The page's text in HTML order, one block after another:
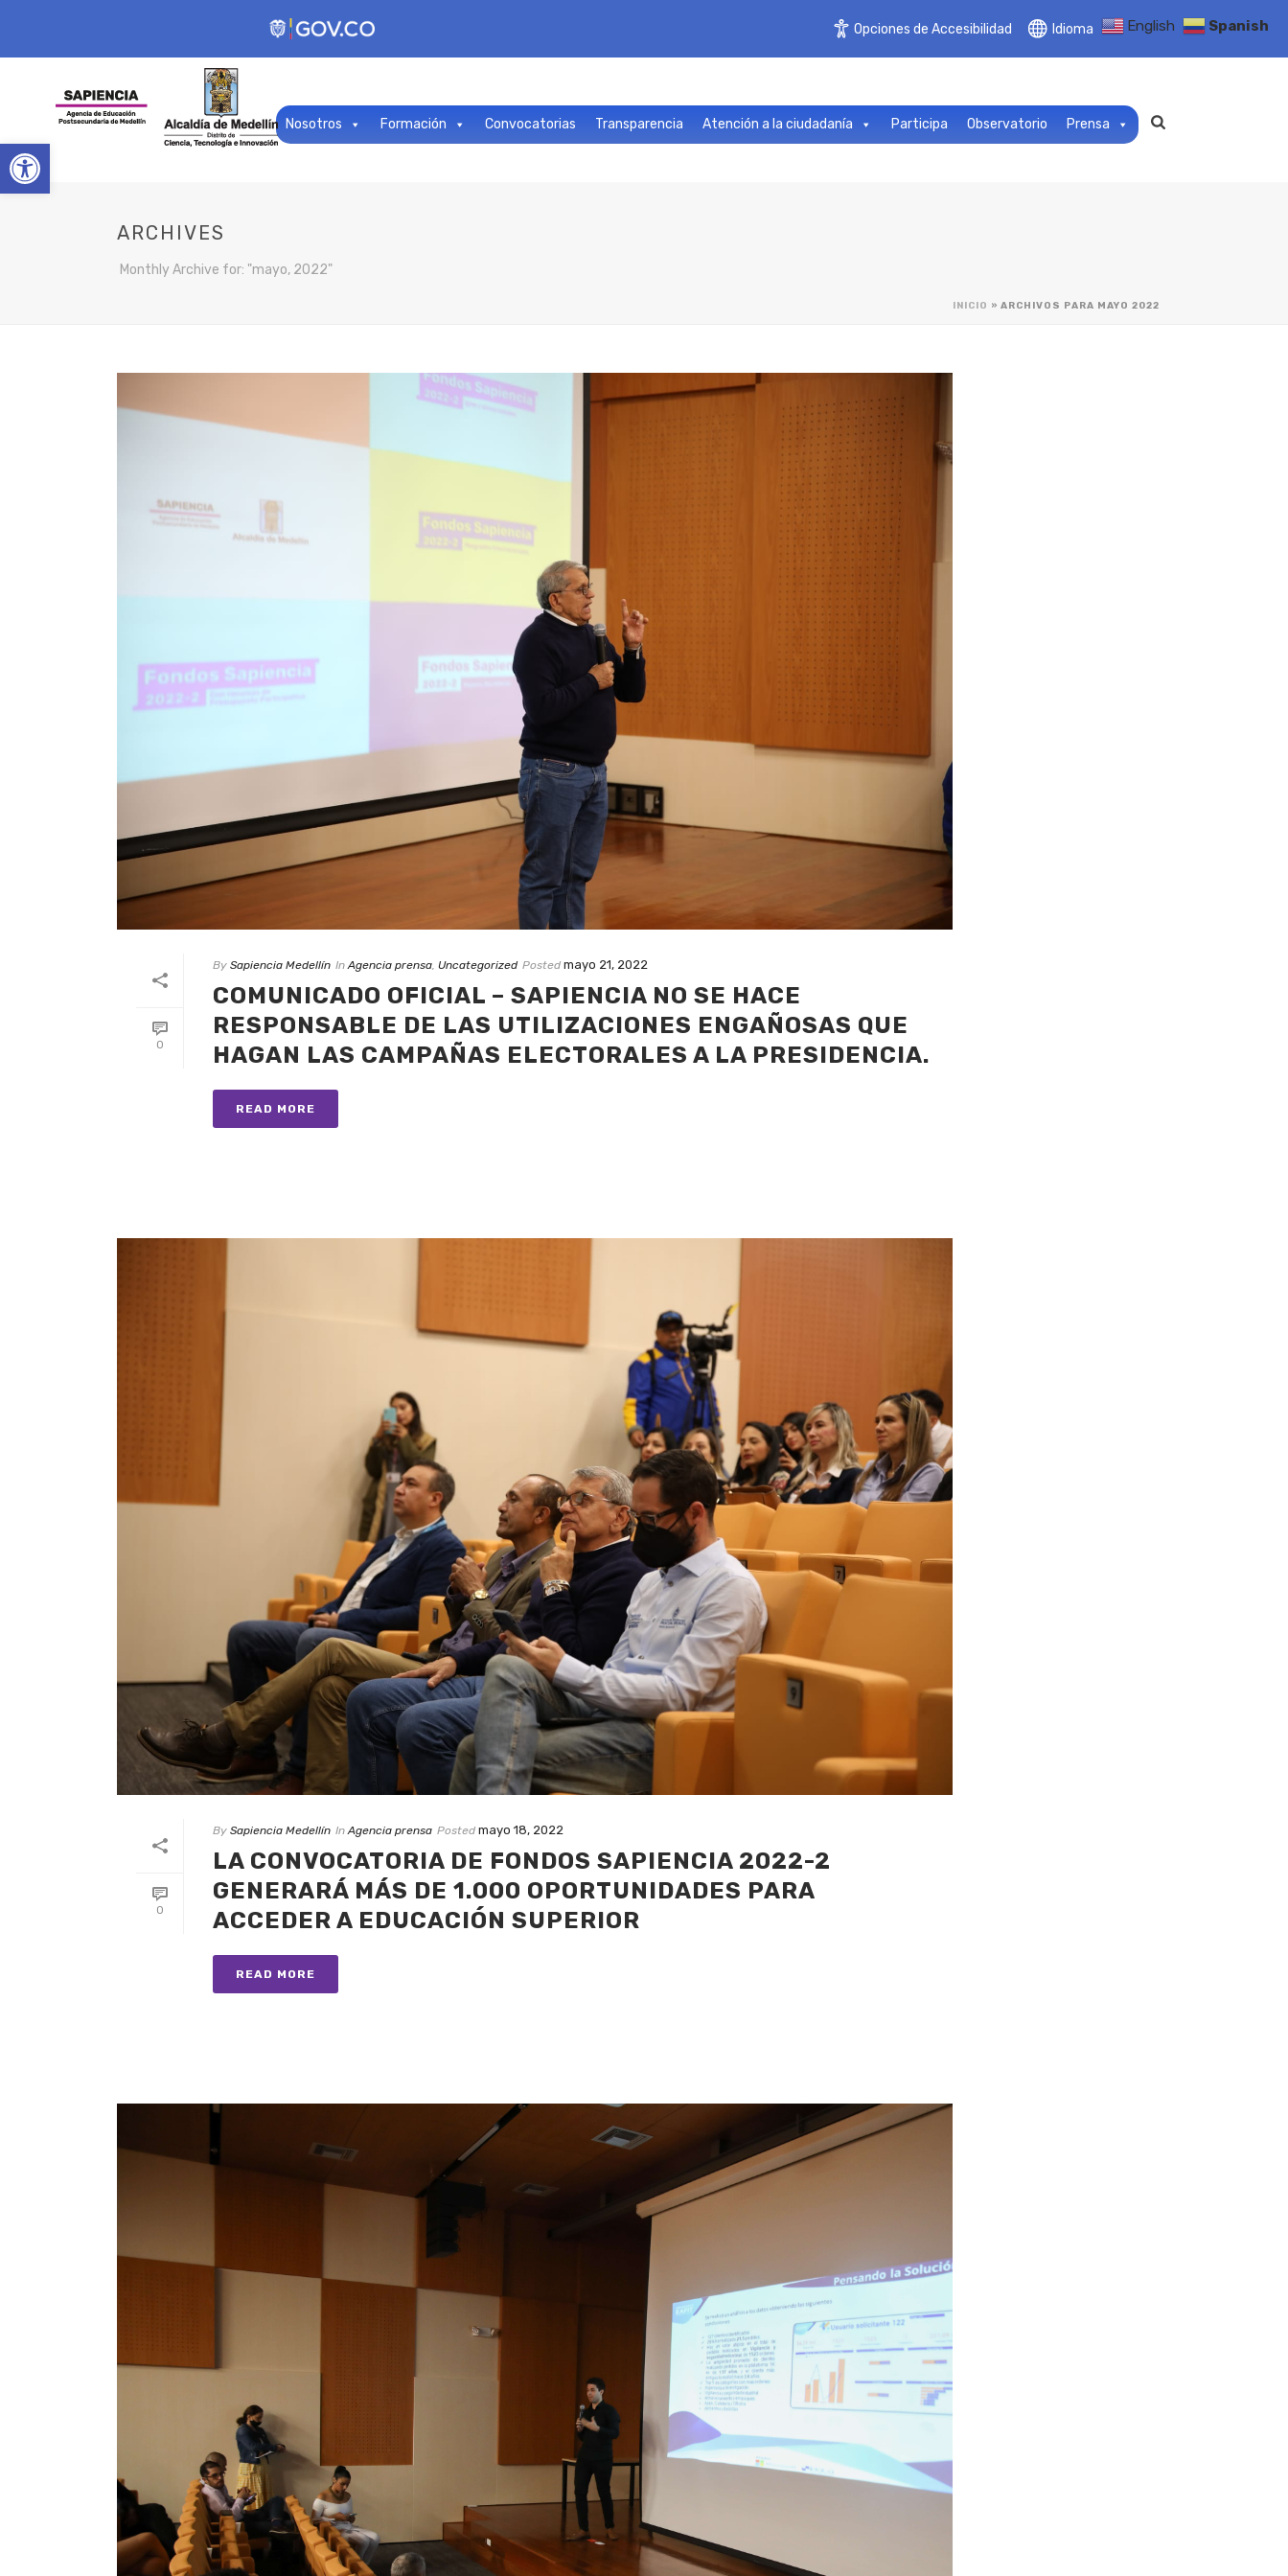
Open toolbar
Opciones de Accesibilidad Idioma
Nosotros Formación Convocatorias Transparencia Atención a la ciudadanía Participa Observatorio Prensa
ARCHIVES
Monthly Archive for: "mayo, 2022"
INICIO » ARCHIVOS PARA MAYO 2022
0
By Sapiencia Medellín In Agencia prensa, Uncategorized Posted mayo 21, 2022
COMUNICADO OFICIAL – SAPIENCIA NO SE HACE
RESPONSABLE DE LAS UTILIZACIONES ENGAÑOSAS QUE
HAGAN LAS CAMPAÑAS ELECTORALES A LA PRESIDENCIA.
READ MORE
0
By Sapiencia Medellín In Agencia prensa Posted mayo 18, 2022
LA CONVOCATORIA DE FONDOS SAPIENCIA 2022-2
GENERARÁ MÁS DE 1.000 OPORTUNIDADES PARA
ACCEDER A EDUCACIÓN SUPERIOR
READ MORE
English Spanish